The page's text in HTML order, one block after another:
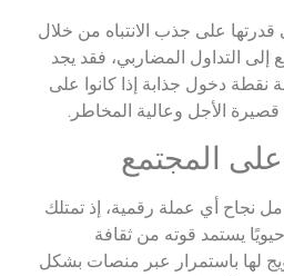
على جذب الانتباه من خلال
إلى التداول المضاربي، فقد يجد
نقطة دخول جذابة إذا كانوا على
قصيرة الأجل وعالية المخاطر.
نجاح أي عملة رقمية، إذ تمتلك
يستمد قوته من ثقافة
لها باستمرار عبر منصات بشكل